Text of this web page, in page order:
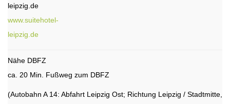
leipzig.de
www.suitehotel-
leipzig.de
Nähe DBFZ
ca. 20 Min. Fußweg zum DBFZ
(Autobahn A 14: Abfahrt Leipzig Ost; Richtung Leipzig / Stadtmitte,